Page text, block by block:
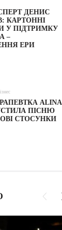
ДЕНИС
КАРТОННІ
У ПІДТРИМКУ
–
ЕРИ
ALINA
ПІСНЮ
СТОСУНКИ